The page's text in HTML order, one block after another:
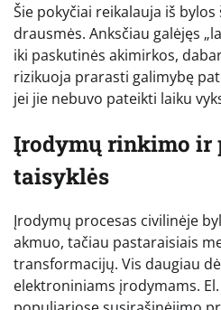
Šie pokyčiai reikalauja iš
drausmės. Anksčiau galėjęs
iki paskutinės akimirkos,
rizikuoja prarasti galimybę
jei jie nebuvo pateikti laiku
Įrodymų rinkimo ir
taisyklės
Įrodymų procesas civilinėje
akmuo, tačiau pastaraisiais
transformacijų. Vis daugiau
elektroniniams įrodymams.